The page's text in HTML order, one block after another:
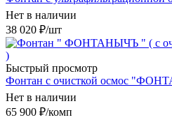
Нет в наличии
38 020 ₽/шт
Быстрый просмотр
Фонтан c очисткой осмос
Нет в наличии
65 900 ₽/комп